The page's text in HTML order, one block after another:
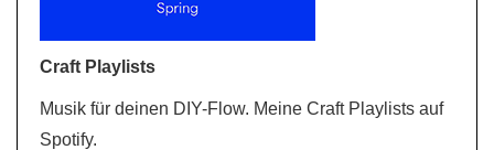
Craft Playlists
Musik für deinen DIY-Flow. Meine Craft Playlists auf
Spotify.